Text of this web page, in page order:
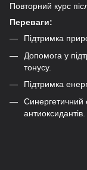
Повторний курс
Переваги:
Підтримка
Допомога у
тонусу.
Підтримка
Синергетичний
антиоксидантів.